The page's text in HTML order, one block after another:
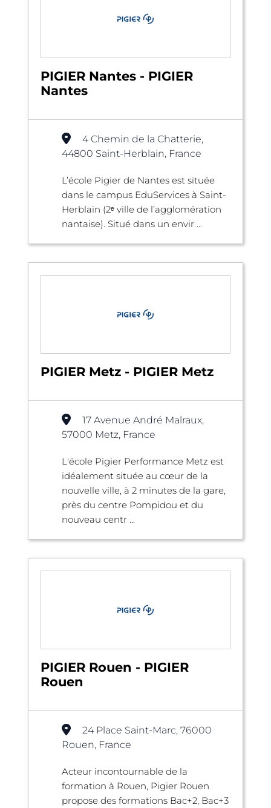
PIGIER Nantes - PIGIER
Nantes
4 Chemin de la Chatterie,
44800 Saint-Herblain, France
L’école Pigier de Nantes est située
dans le campus EduServices à Saint-
Herblain (2ᵉ ville de l’agglomération
nantaise). Situé dans un envir ...
PIGIER Metz - PIGIER Metz
17 Avenue André Malraux,
57000 Metz, France
L'école Pigier Performance Metz est
idéalement située au cœur de la
nouvelle ville, à 2 minutes de la gare,
près du centre Pompidou et du
nouveau centr ...
PIGIER Rouen - PIGIER
Rouen
24 Place Saint-Marc, 76000
Rouen, France
Acteur incontournable de la
formation à Rouen, Pigier Rouen
propose des formations Bac+2, Bac+3